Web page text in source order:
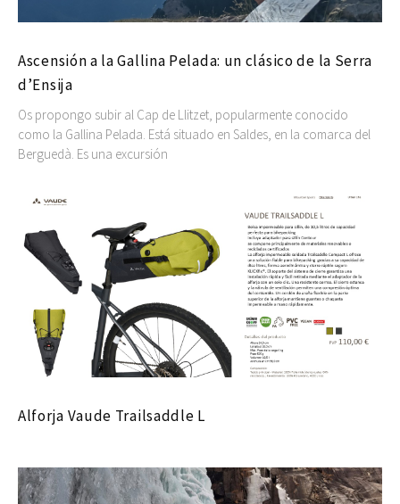
Ascensión a la Gallina Pelada: un clásico de la Serra
d’Ensija
Os propongo subir al Cap de Llitzet, popularmente conocido
como la Gallina Pelada. Está situado en Saldes, en la comarca del
Berguedà. Es una excursión
Alforja Vaude Trailsaddle L